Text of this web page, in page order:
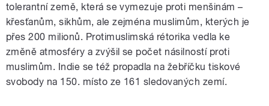
tolerantní země, která se vymezuje proti menšinám –
křesťanům, sikhům, ale zejména muslimům, kterých je
přes 200 milionů. Protimuslimská rétorika vedla ke
změně atmosféry a zvýšil se počet násilností proti
muslimům. Indie se též propadla na žebříčku tiskové
svobody na 150. místo ze 161 sledovaných zemí.